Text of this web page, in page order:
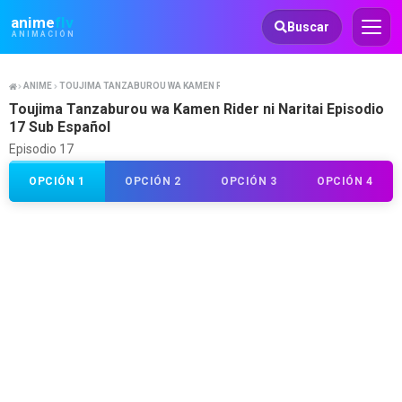
animeflv
ANIMACIÓN
Animeflv Buscar
ANIME TOUJIMA TANZABUROU WA KAMEN RIDER NI NARITAI
Toujima Tanzaburou wa Kamen Rider ni Naritai Episodio
17 Sub Español
Episodio 17
OPCIÓN 1 OPCIÓN 2 OPCIÓN 3 OPCIÓN 4